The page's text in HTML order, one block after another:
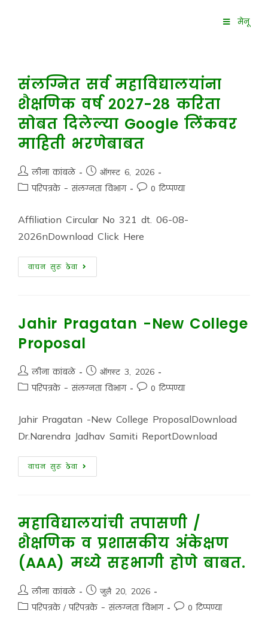
मेनू
संलग्नित सर्व महाविद्यालयांना
शैक्षणिक वर्ष २०२७-२८ करिता
सोबत दिलेल्या Google लिंकवर
माहिती भरणेबाबत
लीना कांबळे ऑगस्ट 6, 2026
परिपत्रके - संलग्नता विभाग 0 टिप्पण्या
Affiliation Circular No 321 dt. 06-08-
2026nDownload Click Here
वाचन सुरू ठेवा
Jahir Pragatan -New College
Proposal
लीना कांबळे ऑगस्ट 3, 2026
परिपत्रके - संलग्नता विभाग 0 टिप्पण्या
Jahir Pragatan -New College ProposalDownload
Dr.Narendra Jadhav Samiti ReportDownload
वाचन सुरू ठेवा
महाविद्यालयांची तपासणी /
शैक्षणिक व प्रशासकीय अंकेक्षण
(AAA) मध्ये सहभागी होणे बाबत.
लीना कांबळे जुलै 20, 2026
परिपत्रके / परिपत्रके - संलग्नता विभाग 0 टिप्पण्या